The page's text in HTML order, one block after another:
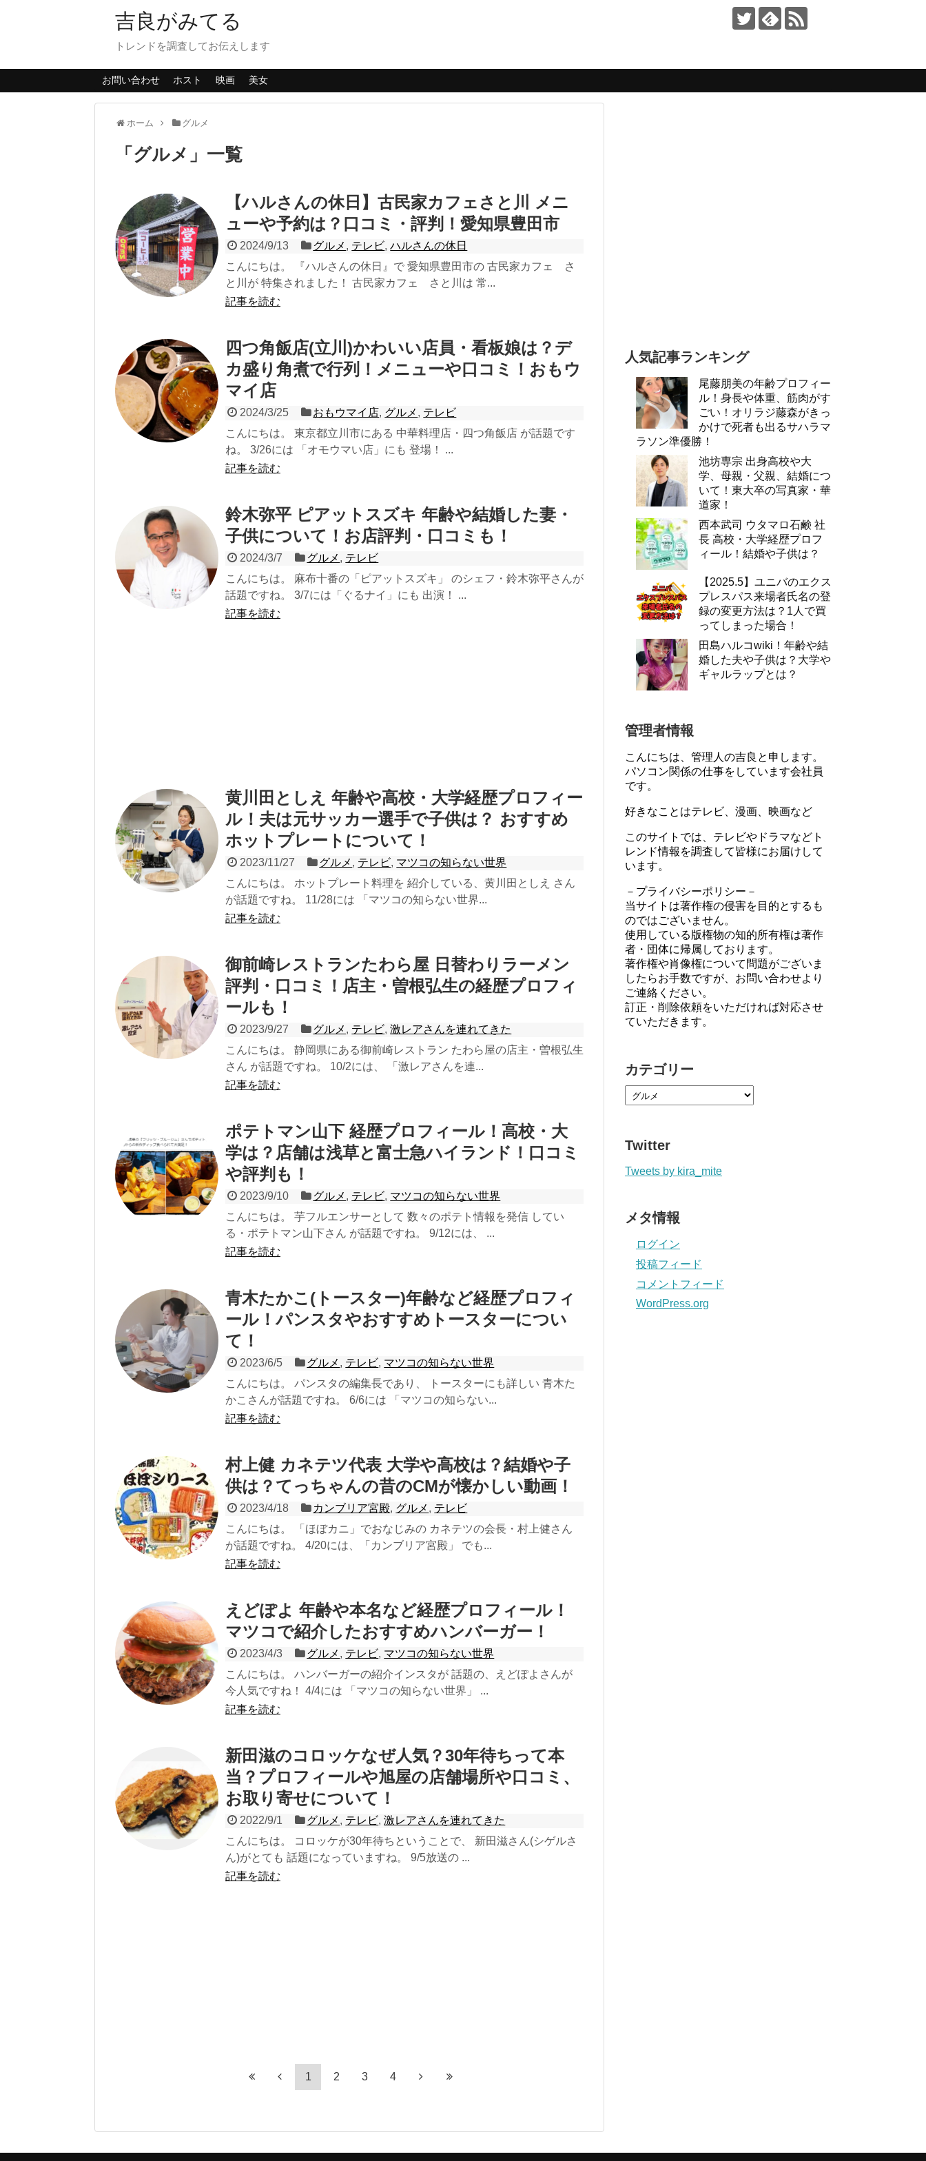
吉良がみてる
トレンドを調査してお伝えします
お問い合わせ ホスト 映画 美女
ホーム グルメ
「 グルメ 」 一覧
【ハルさんの休日】古民家カフェさと川 メニ
ューや予約は？口コミ・評判！愛知県豊田市
2024/9/13 グルメ , テレビ,ハルさんの休日
こんにちは。 『ハルさんの休日』で 愛知県豊田市の 古民家カフェ さ
と川が 特集されました！ 古民家カフェ さと川は 常...
記事を読む
四つ角飯店(立川)かわいい店員・看板娘は？デ
カ盛り角煮で行列！メニューや口コミ！おもウ
マイ店
2024/3/25 おもウマイ店, グルメ , テレビ
こんにちは。 東京都立川市にある 中華料理店・四つ角飯店 が話題です
ね。 3/26には 「オモウマい店」にも 登場！ ...
記事を読む
鈴木弥平 ピアットスズキ 年齢や結婚した妻・
子供について！お店評判・口コミも！
2024/3/7 グルメ , テレビ
こんにちは。 麻布十番の「ピアットスズキ」 のシェフ・鈴木弥平さんが
話題ですね。 3/7には「ぐるナイ」にも 出演！ ...
記事を読む
黄川田としえ 年齢や高校・大学経歴プロフィー
ル！夫は元サッカー選手で子供は？ おすすめ
ホットプレートについて！
2023/11/27 グルメ , テレビ, マツコの知らない世界
こんにちは。 ホットプレート料理を 紹介している、黄川田としえ さん
が話題ですね。 11/28には 「マツコの知らない世界...
記事を読む
御前崎レストランたわら屋 日替わりラーメン
評判・口コミ！店主・曽根弘生の経歴プロフィ
ールも！
2023/9/27 グルメ , テレビ,激レアさんを連れてきた
こんにちは。 静岡県にある御前崎レストラン たわら屋の店主・曽根弘生
さん が話題ですね。 10/2には、 「激レアさんを連...
記事を読む
ポテトマン山下 経歴プロフィール！高校・大
学は？店舗は浅草と富士急ハイランド！口コミ
や評判も！
2023/9/10 グルメ , テレビ, マツコの知らない世界
こんにちは。 芋フルエンサーとして 数々のポテト情報を発信 してい
る・ポテトマン山下さん が話題ですね。 9/12には、 ...
記事を読む
青木たかこ(トースター)年齢など経歴プロフィ
ール！パンスタやおすすめトースターについ
て！
2023/6/5 グルメ , テレビ, マツコの知らない世界
こんにちは。 パンスタの編集長であり、 トースターにも詳しい 青木た
かこさんが話題ですね。 6/6には 「マツコの知らない...
記事を読む
村上健 カネテツ代表 大学や高校は？結婚や子
供は？てっちゃんの昔のCMが懐かしい動画！
2023/4/18 カンブリア宮殿, グルメ , テレビ
こんにちは。 「ほぼカニ」でおなじみの カネテツの会長・村上健さん
が話題ですね。 4/20には、「カンブリア宮殿」 でも...
記事を読む
えどぽよ 年齢や本名など経歴プロフィール！
マツコで紹介したおすすめハンバーガー！
2023/4/3 グルメ , テレビ, マツコの知らない世界
こんにちは。 ハンバーガーの紹介インスタが 話題の、えどぽよさんが
今人気ですね！ 4/4には 「マツコの知らない世界」 ...
記事を読む
新田滋のコロッケなぜ人気？30年待ちって本
当？プロフィールや旭屋の店舗場所や口コミ、
お取り寄せについて！
2022/9/1 グルメ , テレビ,激レアさんを連れてきた
こんにちは。 コロッケが30年待ちということで、 新田滋さん(シゲルさ
ん)がとても 話題になっていますね。 9/5放送の ...
記事を読む
1 2 3 4
人気記事ランキング
尾藤朋美の年齢プロフィー
ル！身長や体重、筋肉がす
ごい！オリラジ藤森がきっ
かけで死者も出るサハラマ
ラソン準優勝！
池坊専宗 出身高校や大
学、母親・父親、結婚につ
いて！東大卒の写真家・華
道家！
西本武司 ウタマロ石鹸 社
長 高校・大学経歴プロフ
ィール！結婚や子供は？
【2025.5】ユニバのエクス
プレスパス来場者氏名の登
録の変更方法は？1人で買
ってしまった場合！
田島ハルコwiki！年齢や結
婚した夫や子供は？大学や
ギャルラップとは？
管理者情報
こんにちは、管理人の吉良と申します。
パソコン関係の仕事をしています会社員
です。
好きなことはテレビ、漫画、映画など
このサイトでは、テレビやドラマなどト
レンド情報を調査して皆様にお届けして
います。
－プライバシーポリシー－
当サイトは著作権の侵害を目的とするも
のではございません。
使用している版権物の知的所有権は著作
者・団体に帰属しております。
著作権や肖像権について問題がございま
したらお手数ですが、お問い合わせより
ご連絡ください。
訂正・削除依頼をいただければ対応させ
ていただきます。
カテゴリー
Twitter
Tweets by kira_mite
メタ情報
ログイン
投稿フィード
コメントフィード
WordPress.org